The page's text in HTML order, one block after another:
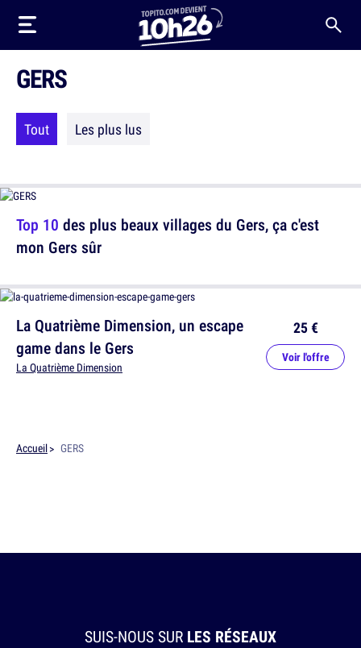
GERS
Tout Les plus lus
Top 10 des plus beaux villages du Gers, ça c'est
mon Gers sûr
La Quatrième Dimension, un escape
game dans le Gers
La Quatrième Dimension
25 €
Voir l'offre
Accueil GERS
SUIS-NOUS SUR LES RÉSEAUX